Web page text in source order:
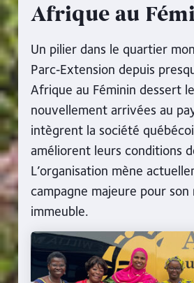
Afrique au
Un pilier dans le quartier
Parc‑Extension depuis
Afrique au Féminin dessert
nouvellement arrivées au
intègrent la société
améliorent leurs conditions
L’organisation mène
campagne majeure pour son
immeuble.